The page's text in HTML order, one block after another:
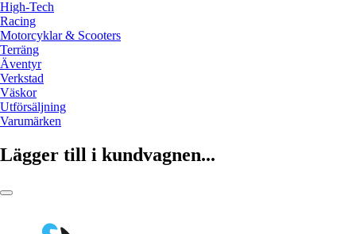
High-Tech
Racing
Motorcyklar & Scooters
Terräng
Äventyr
Verkstad
Väskor
Utförsäljning
Varumärken
Lägger till i kundvagnen...